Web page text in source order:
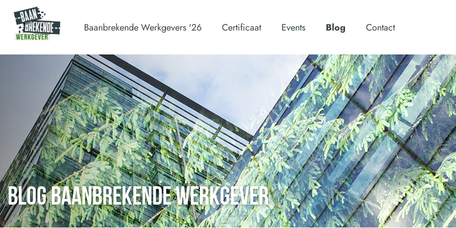
Baanbrekende Werkgevers '26 Certificaat Events Blog Contact
BLOG BAANBREKENDE WERKGEVER